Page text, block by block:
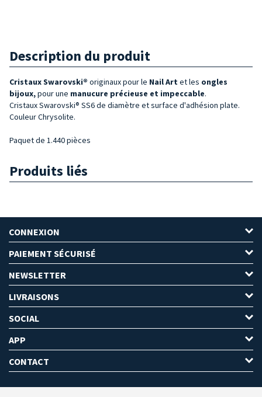
Description du produit
Cristaux Swarovski® originaux pour le Nail Art et les ongles
bijoux,pour une manucure précieuse et impeccable.
Cristaux Swarovski® SS6 de diamètre et surface d'adhésion plate.
Couleur Chrysolite.
Paquet de 1.440 pièces
Produits liés
CONNEXION
PAIEMENT SÉCURISÉ
NEWSLETTER
LIVRAISONS
SOCIAL
APP
CONTACT